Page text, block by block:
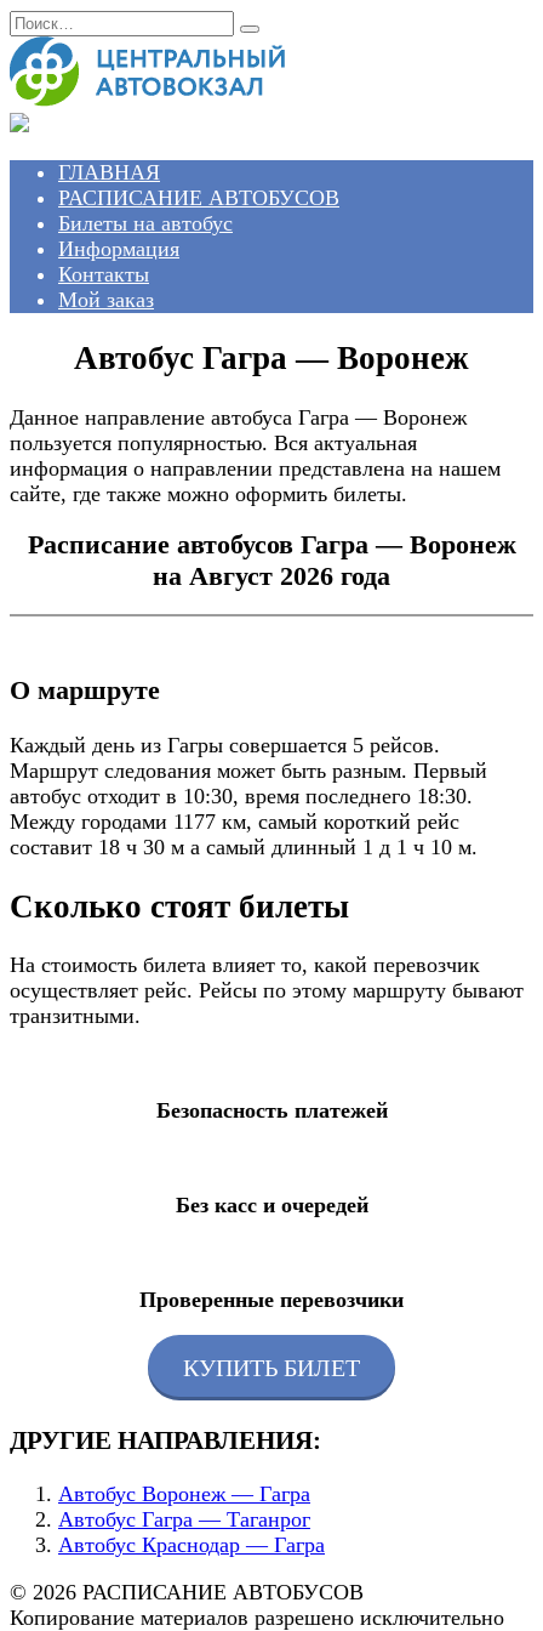
Перейти
к
содержанию
Search
for:
ГЛАВНАЯ
РАСПИСАНИЕ АВТОБУСОВ
Билеты на автобус
Информация
Контакты
Мой заказ
Автобус Гагра — Воронеж
Данное направление автобуса Гагра — Воронеж
пользуется популярностью. Вся актуальная
информация о направлении представлена на нашем
сайте, где также можно оформить билеты.
Расписание автобусов Гагра — Воронеж
на Август 2026 года
О маршруте
Каждый день из Гагры совершается 5 рейсов.
Маршрут следования может быть разным. Первый
автобус отходит в 10:30, время последнего 18:30.
Между городами 1177 км, самый короткий рейс
составит 18 ч 30 м а самый длинный 1 д 1 ч 10 м.
Сколько стоят билеты
На стоимость билета влияет то, какой перевозчик
осуществляет рейс. Рейсы по этому маршруту бывают
транзитными.
Безопасность платежей
Без касс и очередей
Проверенные перевозчики
КУПИТЬ БИЛЕТ
ДРУГИЕ НАПРАВЛЕНИЯ:
Автобус Воронеж — Гагра
Автобус Гагра — Таганрог
Автобус Краснодар — Гагра
© 2026 РАСПИСАНИЕ АВТОБУСОВ
Копирование материалов разрешено исключительно